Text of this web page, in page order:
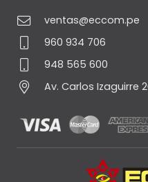
ventas@eccom.pe
960 934 706
948 565 600
Av. Carlos Izaguirre